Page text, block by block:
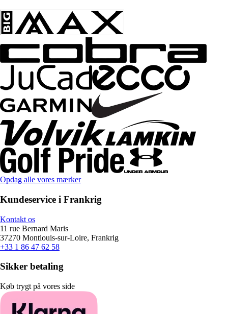
Opdag alle vores mærker
Kundeservice i Frankrig
Kontakt os
11 rue Bernard Maris
37270 Montlouis-sur-Loire, Frankrig
+33 1 86 47 62 58
Sikker betaling
Køb trygt på vores side